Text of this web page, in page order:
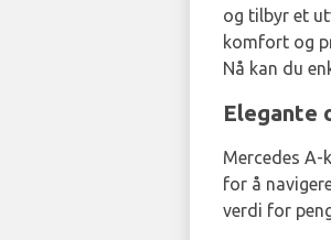
og tilbyr et
komfort og
Nå kan du
Elegante
Mercedes
for å
verdi for